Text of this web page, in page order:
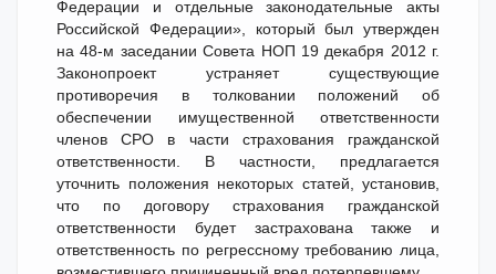
Федерации и отдельные законодательные акты
Российской Федерации», который был утвержден
на 48-м заседании Совета НОП 19 декабря 2012 г.
Законопроект устраняет существующие
противоречия в толковании положений об
обеспечении имущественной ответственности
членов СРО в части страхования гражданской
ответственности. В частности, предлагается
уточнить положения некоторых статей, установив,
что по договору страхования гражданской
ответственности будет застрахована также и
ответственность по регрессному требованию лица,